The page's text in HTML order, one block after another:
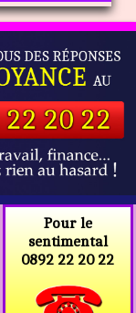
Pour le
sentimental
0892 22 20 22